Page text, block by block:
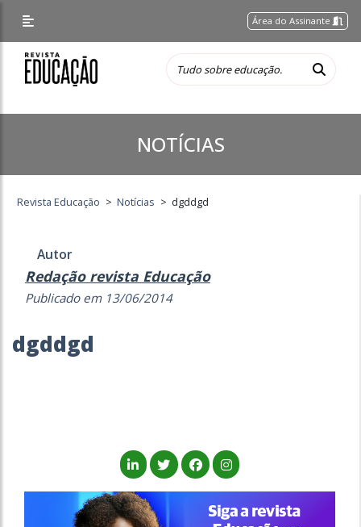
Área do Assinante
NOTÍCIAS
Revista Educação > Notícias > dgddgd
Autor
Redação revista Educação
Publicado em 13/06/2014
dgddgd